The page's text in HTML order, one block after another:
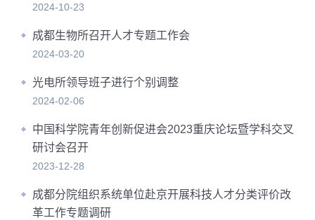
2024-10-23
成都生物所召开人才专题工作会
2024-03-20
光电所领导班子进行个别调整
2024-02-06
中国科学院青年创新促进会2023重庆论坛暨学科交叉
研讨会召开
2023-12-28
成都分院组织系统单位赴京开展科技人才分类评价改
革工作专题调研